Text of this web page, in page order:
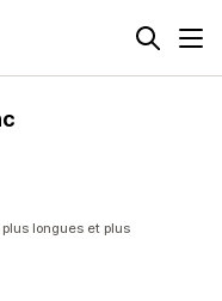
longues et plus